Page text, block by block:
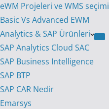
eWM Projeleri ve WMS seçimi
Basic Vs Advanced EWM
Analytics & SAP Ürünleri
SAP Analytics Cloud SAC
SAP Business Intelligence
SAP BTP
SAP CAR Nedir
Emarsys